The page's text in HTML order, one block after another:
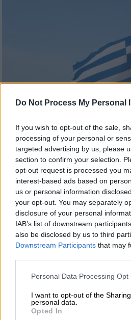
Do Not Process My Personal
If you wish to opt-out of the sale,
processing of your personal or
targeted advertising by us, please
section to confirm your selection.
opt-out request is processed you
interest-based ads based on
us or personal information
your opt-out. You may separately
disclosure of your personal
IAB’s list of downstream
also be disclosed by us to third
Downstream Participants that may
Please note that this website/app
not limited to your visit or usage
grant or deny consent to Google
use your data for below specified
Personal Data Processing Opt
I want to opt-out of the
personal data.
Opted In
Travel|25.06.2025 22:40
Τα 10 ελληνικά νησιά
προτιμήσεις των
σύμφωνα με την Daily
Από την Πάρο μέχρι τη
δείχνει εκτόξευση του
συγκεκριμένους